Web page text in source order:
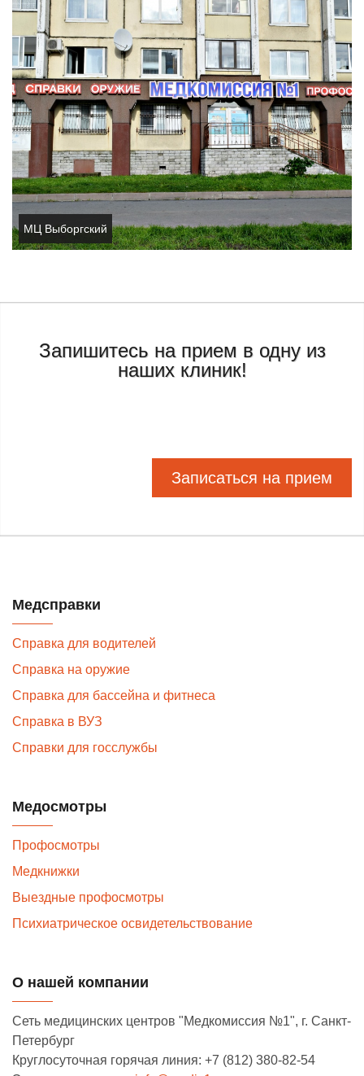
МЦ Выборгский
Запишитесь на прием в одну из
наших клиник!
Записаться на прием
Медсправки
Справка для водителей
Справка на оружие
Справка для бассейна и фитнеса
Справка в ВУЗ
Справки для госслужбы
Медосмотры
Профосмотры
Медкнижки
Выездные профосмотры
Психиатрическое освидетельствование
О нашей компании
Сеть медицинских центров "Медкомиссия №1", г. Санкт-
Петербург
Круглосуточная горячая линия: +7 (812) 380-82-54